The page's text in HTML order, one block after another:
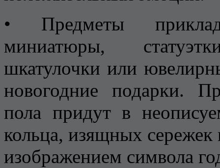
• Предметы
миниатюры,
шкатулочки или
новогодние подарки.
пола придут в
кольца, изящных сережек
изображением символа